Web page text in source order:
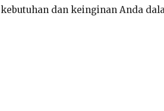
dan keinginan Anda